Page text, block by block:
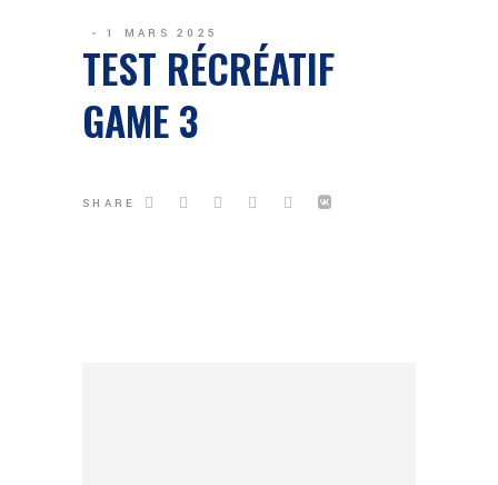
1 MARS 2025
TEST RÉCRÉATIF
GAME 3
SHARE